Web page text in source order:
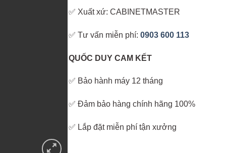
✅ Xuất xứ: CABINETMASTER
✅ Tư vấn miễn phí:0903 600 113
QUỐC DUY CAM KẾT
✅ Bảo hành máy 12 tháng
✅ Đảm bảo hàng chính hãng 100%
✅ Lắp đặt miễn phí tận xưởng